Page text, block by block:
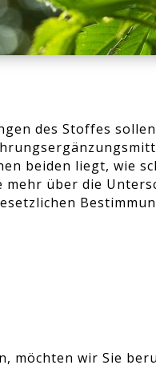
des Stoffes
beiden liegt, wie
über die
möchten wir Sie